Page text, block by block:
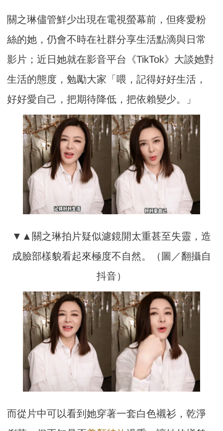
關之琳儘管鮮少出現在電視螢幕前，但疼愛粉
絲的她，仍會不時在社群分享生活點滴與日常
影片；近日她就在影音平台《TikTok》大談她對
生活的態度，勉勵大家「喂，記得好好生活，
好好愛自己，把期待降低，把依賴變少。」
▼▲關之琳拍片疑似濾鏡開太重甚至失靈，造
成臉部樣貌看起來極度不自然。（圖／翻攝自
抖音）
而從片中可以看到她穿著一套白色襯衫，乾淨